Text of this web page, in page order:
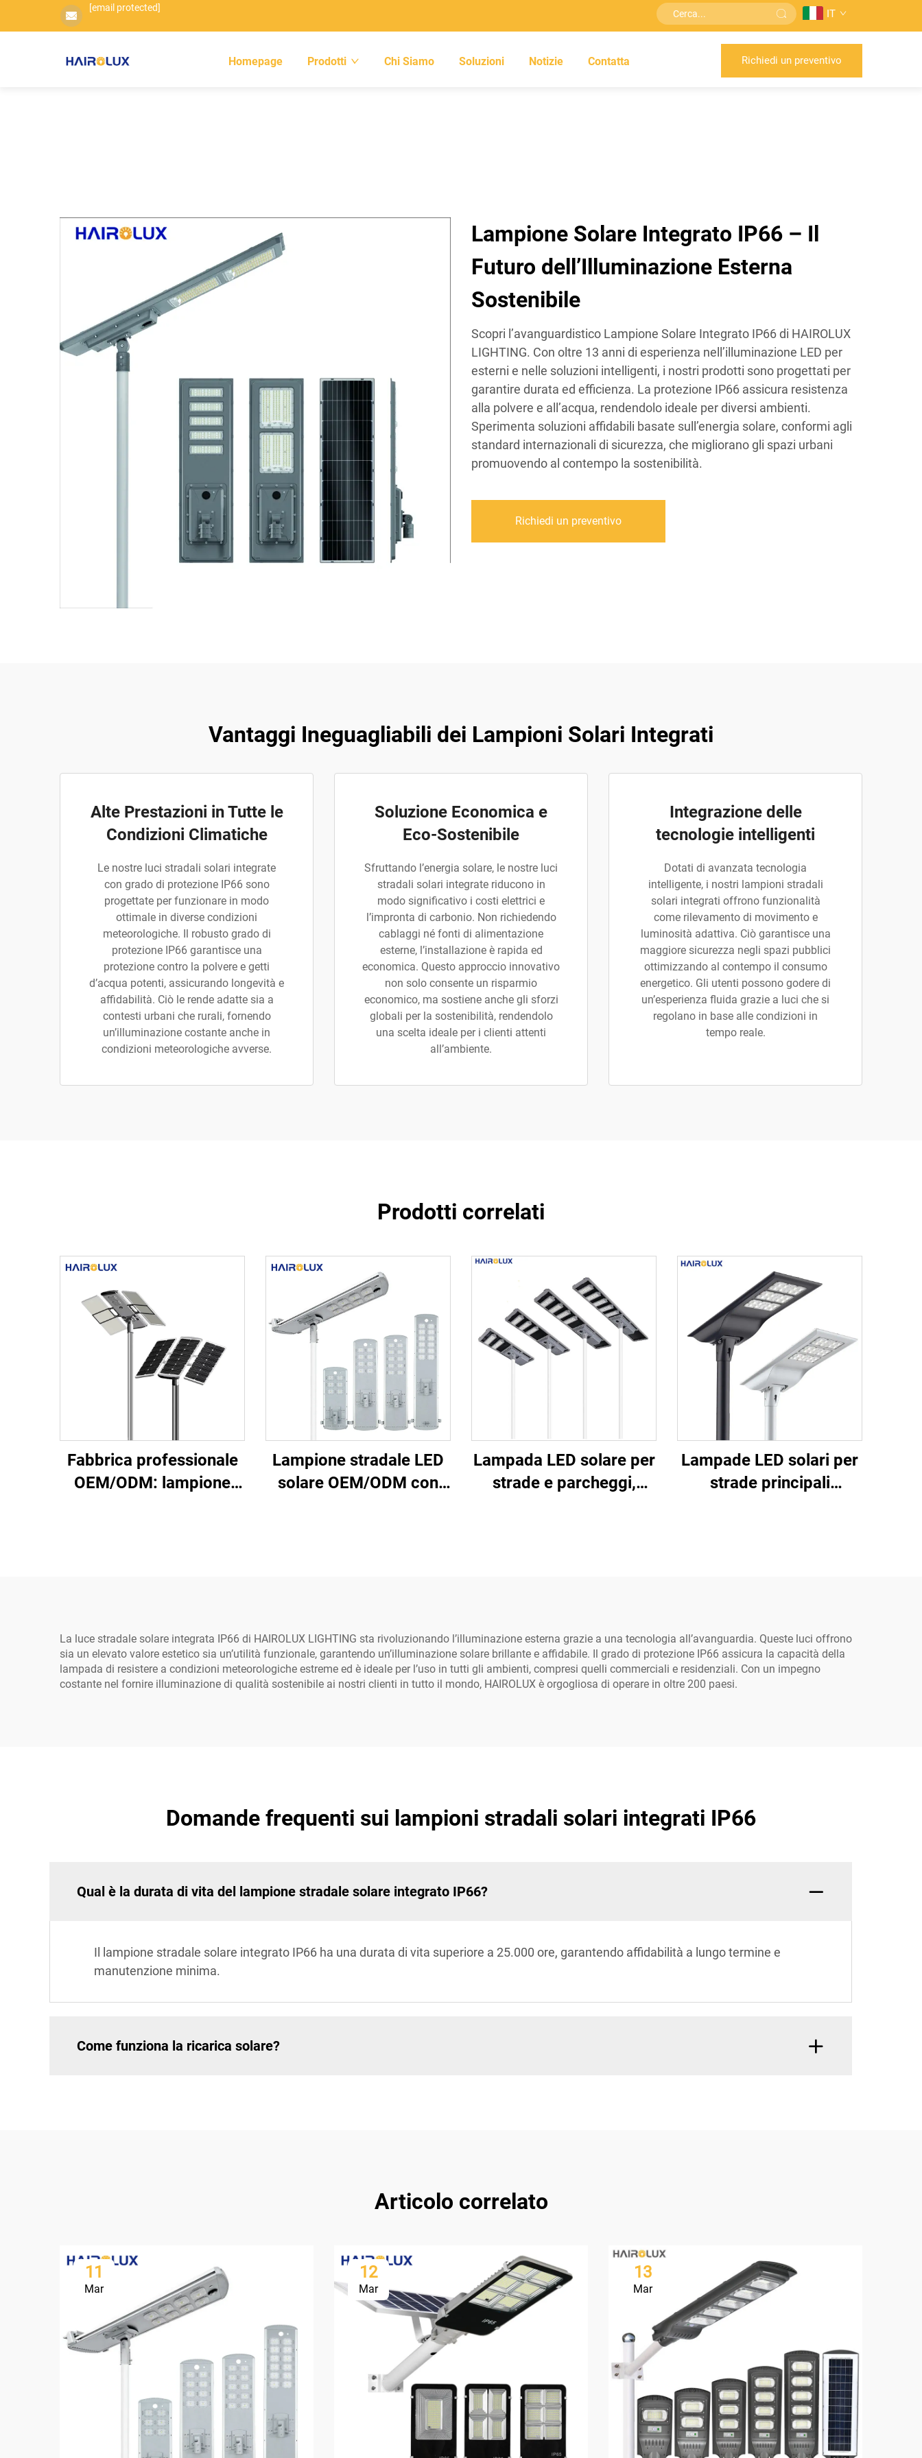
[email protected] IT
Homepage Prodotti Chi Siamo Soluzioni Notizie Contatta Richiedi un preventivo
Lampione Solare Integrato IP66 – Il
Futuro dell’Illuminazione Esterna
Sostenibile
Scopri l’avanguardistico Lampione Solare Integrato IP66 di HAIROLUX
LIGHTING. Con oltre 13 anni di esperienza nell’illuminazione LED per
esterni e nelle soluzioni intelligenti, i nostri prodotti sono progettati per
garantire durata ed efficienza. La protezione IP66 assicura resistenza
alla polvere e all’acqua, rendendolo ideale per diversi ambienti.
Sperimenta soluzioni affidabili basate sull’energia solare, conformi agli
standard internazionali di sicurezza, che migliorano gli spazi urbani
promuovendo al contempo la sostenibilità.
Richiedi un preventivo
Vantaggi Ineguagliabili dei Lampioni Solari Integrati
Alte Prestazioni in Tutte le
Condizioni Climatiche
Le nostre luci stradali solari integrate
con grado di protezione IP66 sono
progettate per funzionare in modo
ottimale in diverse condizioni
meteorologiche. Il robusto grado di
protezione IP66 garantisce una
protezione contro la polvere e getti
d’acqua potenti, assicurando longevità e
affidabilità. Ciò le rende adatte sia a
contesti urbani che rurali, fornendo
un’illuminazione costante anche in
condizioni meteorologiche avverse.
Soluzione Economica e
Eco-Sostenibile
Sfruttando l’energia solare, le nostre luci
stradali solari integrate riducono in
modo significativo i costi elettrici e
l’impronta di carbonio. Non richiedendo
cablaggi né fonti di alimentazione
esterne, l’installazione è rapida ed
economica. Questo approccio innovativo
non solo consente un risparmio
economico, ma sostiene anche gli sforzi
globali per la sostenibilità, rendendolo
una scelta ideale per i clienti attenti
all’ambiente.
Integrazione delle
tecnologie intelligenti
Dotati di avanzata tecnologia
intelligente, i nostri lampioni stradali
solari integrati offrono funzionalità
come rilevamento di movimento e
luminosità adattiva. Ciò garantisce una
maggiore sicurezza negli spazi pubblici
ottimizzando al contempo il consumo
energetico. Gli utenti possono godere di
un’esperienza fluida grazie a luci che si
regolano in base alle condizioni in
tempo reale.
Prodotti correlati
Fabbrica professionale
OEM/ODM: lampione
Lampione stradale LED
solare OEM/ODM con
Lampada LED solare per
strade e parcheggi,
Lampade LED solari per
strade principali
La luce stradale solare integrata IP66 di HAIROLUX LIGHTING sta rivoluzionando l’illuminazione esterna grazie a una tecnologia all’avanguardia. Queste luci offrono
sia un elevato valore estetico sia un’utilità funzionale, garantendo un’illuminazione solare brillante e affidabile. Il grado di protezione IP66 assicura la capacità della
lampada di resistere a condizioni meteorologiche estreme ed è ideale per l’uso in tutti gli ambienti, compresi quelli commerciali e residenziali. Con un impegno
costante nel fornire illuminazione di qualità sostenibile ai nostri clienti in tutto il mondo, HAIROLUX è orgogliosa di operare in oltre 200 paesi.
Domande frequenti sui lampioni stradali solari integrati IP66
Qual è la durata di vita del lampione stradale solare integrato IP66?
Il lampione stradale solare integrato IP66 ha una durata di vita superiore a 25.000 ore, garantendo affidabilità a lungo termine e
manutenzione minima.
Come funziona la ricarica solare?
Articolo correlato
11
Mar
12
Mar
13
Mar